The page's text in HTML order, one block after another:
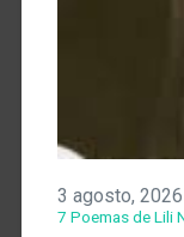
3 agosto, 2026
7 Poemas de Lili